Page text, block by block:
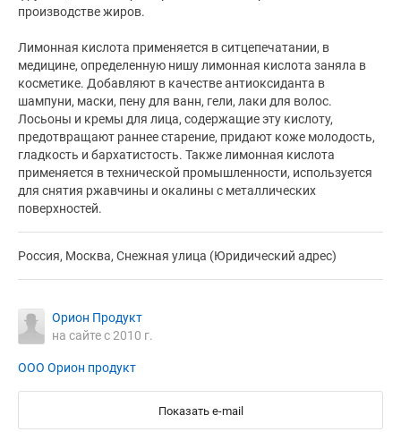
производстве жиров.
Лимонная кислота применяется в ситцепечатании, в
медицине, определенную нишу лимонная кислота заняла в
косметике. Добавляют в качестве антиоксиданта в
шампуни, маски, пену для ванн, гели, лаки для волос.
Лосьоны и кремы для лица, содержащие эту кислоту,
предотвращают раннее старение, придают коже молодость,
гладкость и бархатистость. Также лимонная кислота
применяется в технической промышленности, используется
для снятия ржавчины и окалины с металлических
поверхностей.
Россия, Москва, Снежная улица (Юридический адрес)
Орион Продукт
на сайте с 2010 г.
ООО Орион продукт
Показать e-mail